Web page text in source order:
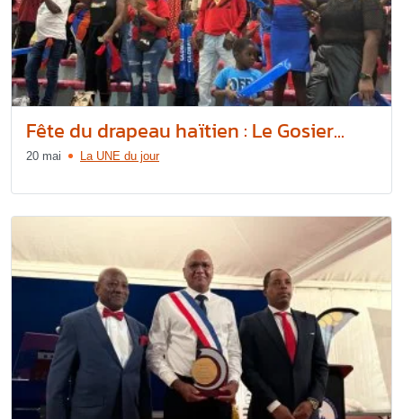
Fête du drapeau haïtien : Le Gosier...
20 mai La UNE du jour